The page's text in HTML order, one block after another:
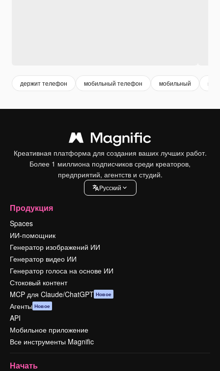
держит телефон мобильный телефон мобильный
Креативная платформа для создания ваших лучших работ.
Более 1 миллиона подписчиков среди креаторов,
предприятий, агентств и студий.
Pусский
Продукция
Spaces
ИИ-помощник
Генератор изображений ИИ
Генератор видео ИИ
Генератор голоса на основе ИИ
Стоковый контент
MCP для Claude/ChatGPT Новое
Агенты Новое
API
Мобильное приложение
Все инструменты Magnific
Начать